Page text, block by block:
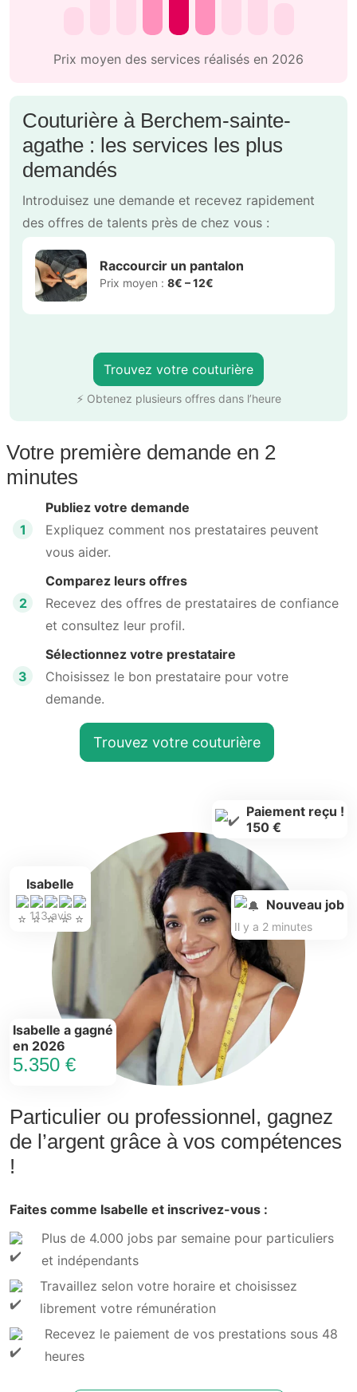
Prix moyen des services réalisés en 2026
Couturière à Berchem-sainte-
agathe : les services les plus
demandés
Introduisez une demande et recevez rapidement
des offres de talents près de chez vous :
Raccourcir un pantalon
Prix moyen : 8€ – 12€
Trouvez votre couturière
⚡ Obtenez plusieurs offres dans l’heure
Votre première demande en 2
minutes
1
Publiez votre demande
Expliquez comment nos prestataires peuvent
vous aider.
2
Comparez leurs offres
Recevez des offres de prestataires de confiance
et consultez leur profil.
3
Sélectionnez votre prestataire
Choisissez le bon prestataire pour votre
demande.
Trouvez votre couturière
Particulier ou professionnel, gagnez
de l’argent grâce à vos compétences
!
Faites comme Isabelle et inscrivez-vous :
Plus de 4.000 jobs par semaine pour particuliers
et indépendants
Travaillez selon votre horaire et choisissez
librement votre rémunération
Recevez le paiement de vos prestations sous 48
heures
Isabelle
113 avis
Isabelle a gagné
en 2026
5.350 €
Paiement reçu !
150 €
Nouveau job
Il y a 2 minutes